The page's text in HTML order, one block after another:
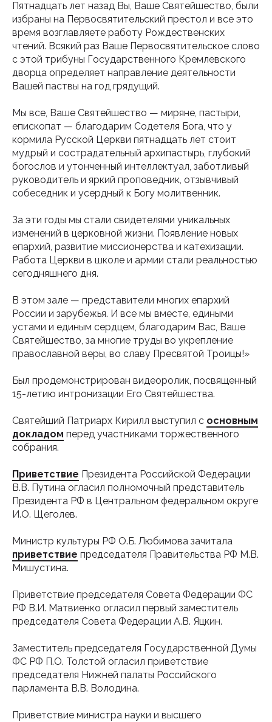
Пятнадцать лет назад Вы, Ваше Святейшество, были
избраны на Первосвятительский престол и все это
время возглавляете работу Рождественских
чтений. Всякий раз Ваше Первосвятительское слово
с этой трибуны Государственного Кремлевского
дворца определяет направление деятельности
Вашей паствы на год грядущий.
Мы все, Ваше Святейшество — миряне, пастыри,
епископат — благодарим Содетеля Бога, что у
кормила Русской Церкви пятнадцать лет стоит
мудрый и сострадательный архипастырь, глубокий
богослов и утонченный интеллектуал, заботливый
руководитель и яркий проповедник, отзывчивый
собеседник и усердный к Богу молитвенник.
За эти годы мы стали свидетелями уникальных
изменений в церковной жизни. Появление новых
епархий, развитие миссионерства и катехизации.
Работа Церкви в школе и армии стали реальностью
сегодняшнего дня.
В этом зале — представители многих епархий
России и зарубежья. И все мы вместе, едиными
устами и единым сердцем, благодарим Вас, Ваше
Святейшество, за многие труды во укрепление
православной веры, во славу Пресвятой Троицы!»
Был продемонстрирован видеоролик, посвященный
15-летию интронизации Его Святейшества.
Святейший Патриарх Кирилл выступил с основным
докладом перед участниками торжественного
собрания.
Приветствие Президента Российской Федерации
В.В. Путина огласил полномочный представитель
Президента РФ в Центральном федеральном округе
И.О. Щеголев.
Министр культуры РФ О.Б. Любимова зачитала
приветствие председателя Правительства РФ М.В.
Мишустина.
Приветствие председателя Совета Федерации ФС
РФ В.И. Матвиенко огласил первый заместитель
председателя Совета Федерации А.В. Яцкин.
Заместитель председателя Государственной Думы
ФС РФ П.О. Толстой огласил приветствие
председателя Нижней палаты Российского
парламента В.В. Володина.
Приветствие министра науки и высшего